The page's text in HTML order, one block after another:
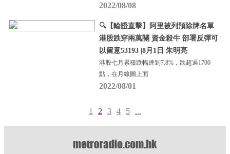
2022/08/08
🔍【輪證直擊】阿里被列預除牌名單
港股跌穿兩萬關 資金殺牛 部署反彈可
以留意53193 |8月1日 朱明亮
港股七月累積跌幅達到7.8%，跌超過1700
點，在月線圖上面
2022/08/01
1 2 3 4 5 ...